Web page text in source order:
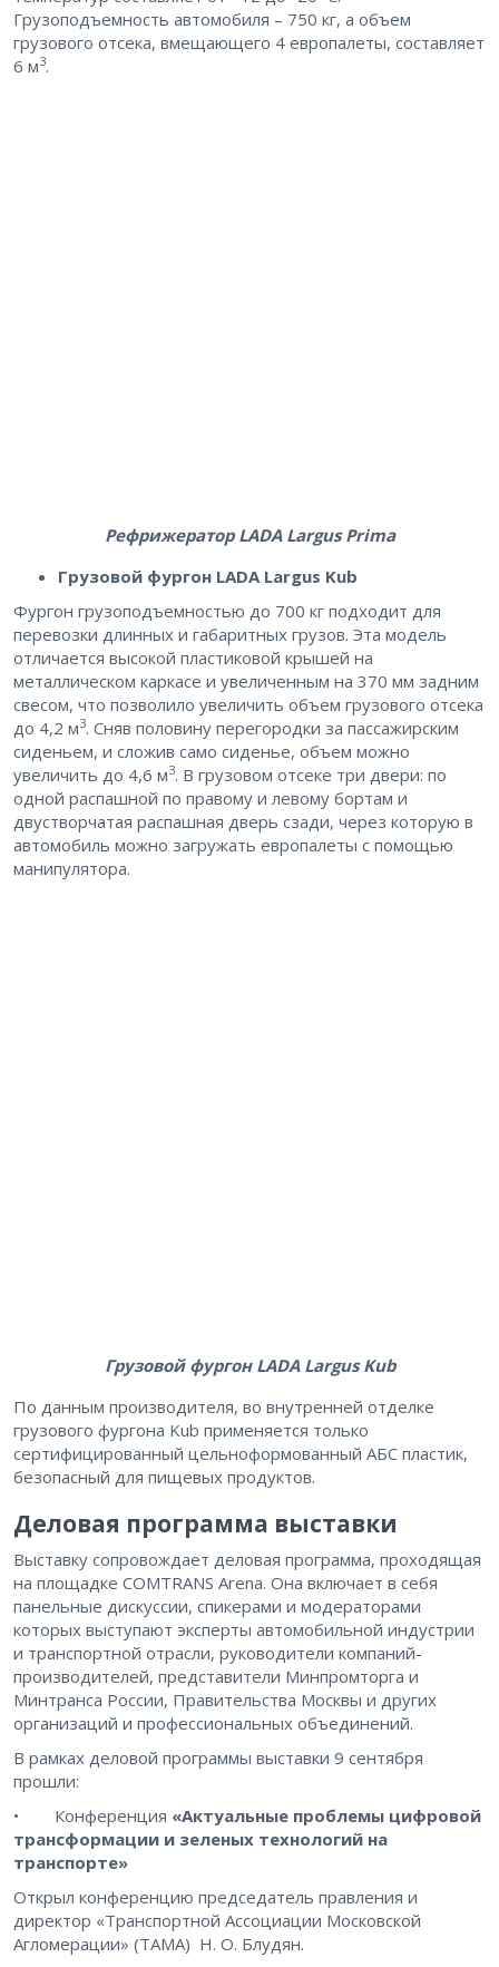
Грузоподъемность автомобиля – 750 кг, а объем
грузового отсека, вмещающего 4 европалеты, составляет
6 м3.
Рефрижератор LADA Largus Prima
Грузовой фургон LADA Largus Kub
Фургон грузоподъемностью до 700 кг подходит для
перевозки длинных и габаритных грузов. Эта модель
отличается высокой пластиковой крышей на
металлическом каркасе и увеличенным на 370 мм задним
свесом, что позволило увеличить объем грузового отсека
до 4,2 м3. Сняв половину перегородки за пассажирским
сиденьем, и сложив само сиденье, объем можно
увеличить до 4,6 м3. В грузовом отсеке три двери: по
одной распашной по правому и левому бортам и
двустворчатая распашная дверь сзади, через которую в
автомобиль можно загружать европалеты с помощью
манипулятора.
Грузовой фургон LADA Largus Kub
По данным производителя, во внутренней отделке
грузового фургона Kub применяется только
сертифицированный цельноформованный АБС пластик,
безопасный для пищевых продуктов.
Деловая программа выставки
Выставку сопровождает деловая программа, проходящая
на площадке COMTRANS Arena. Она включает в себя
панельные дискуссии, спикерами и модераторами
которых выступают эксперты автомобильной индустрии
и транспортной отрасли, руководители компаний-
производителей, представители Минпромторга и
Минтранса России, Правительства Москвы и других
организаций и профессиональных объединений.
В рамках деловой программы выставки 9 сентября
прошли:
• Конференция «Актуальные проблемы цифровой
трансформации и зеленых технологий на
транспорте»
Открыл конференцию председатель правления и
директор «Транспортной Ассоциации Московской
Агломерации» (ТАМА) Н. О. Блудян.